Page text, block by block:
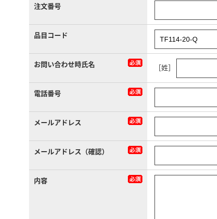
注文番号
品目コード
お問い合わせ時氏名 ［姓］
電話番号
メールアドレス
メールアドレス（確認）
内容